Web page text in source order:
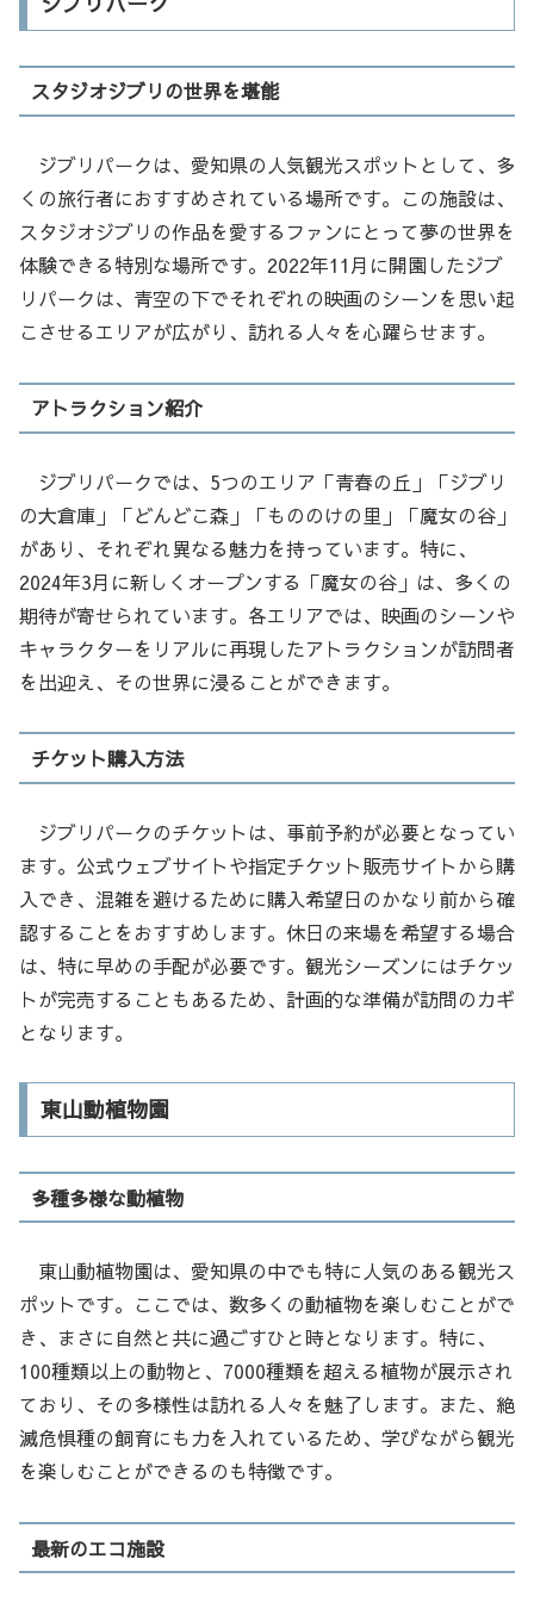
スタジオジブリの世界を堪能
ジブリパークは、愛知県の人気観光スポットとして、多
くの旅行者におすすめされている場所です。この施設は、
スタジオジブリの作品を愛するファンにとって夢の世界を
体験できる特別な場所です。2022年11月に開園したジブ
リパークは、青空の下でそれぞれの映画のシーンを思い起
こさせるエリアが広がり、訪れる人々を心躍らせます。
アトラクション紹介
ジブリパークでは、5つのエリア「青春の丘」「ジブリ
の大倉庫」「どんどこ森」「もののけの里」「魔女の谷」
があり、それぞれ異なる魅力を持っています。特に、
2024年3月に新しくオープンする「魔女の谷」は、多くの
期待が寄せられています。各エリアでは、映画のシーンや
キャラクターをリアルに再現したアトラクションが訪問者
を出迎え、その世界に浸ることができます。
チケット購入方法
ジブリパークのチケットは、事前予約が必要となってい
ます。公式ウェブサイトや指定チケット販売サイトから購
入でき、混雑を避けるために購入希望日のかなり前から確
認することをおすすめします。休日の来場を希望する場合
は、特に早めの手配が必要です。観光シーズンにはチケッ
トが完売することもあるため、計画的な準備が訪問のカギ
となります。
東山動植物園
多種多様な動植物
東山動植物園は、愛知県の中でも特に人気のある観光ス
ポットです。ここでは、数多くの動植物を楽しむことがで
き、まさに自然と共に過ごすひと時となります。特に、
100種類以上の動物と、7000種類を超える植物が展示され
ており、その多様性は訪れる人々を魅了します。また、絶
滅危惧種の飼育にも力を入れているため、学びながら観光
を楽しむことができるのも特徴です。
最新のエコ施設